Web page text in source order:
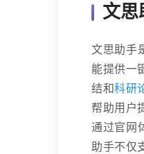
文思
文思助手
能提供一
结和科研
帮助用户
通过官网
助手不仅